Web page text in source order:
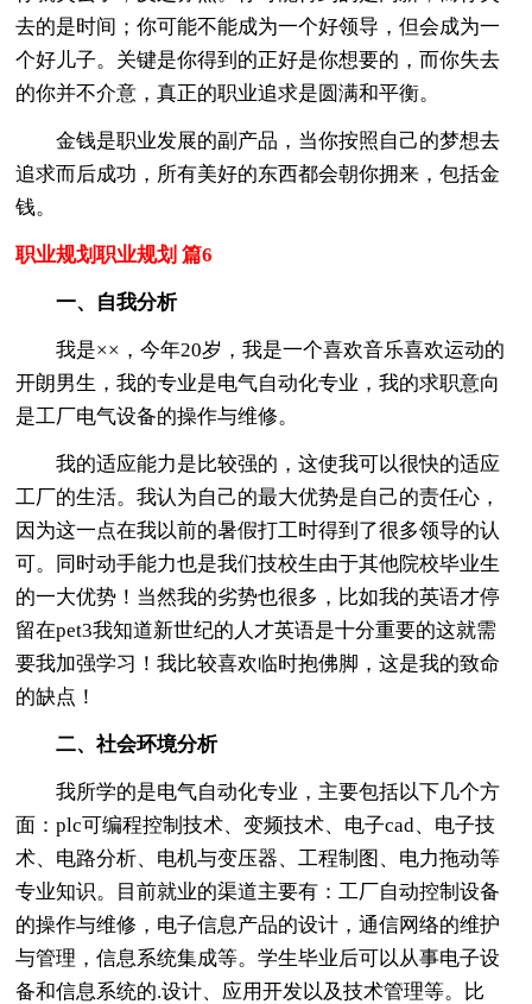
去的是时间；你可能不能成为一个好领导，但会成为一
个好儿子。关键是你得到的正好是你想要的，而你失去
的你并不介意，真正的职业追求是圆满和平衡。
金钱是职业发展的副产品，当你按照自己的梦想去
追求而后成功，所有美好的东西都会朝你拥来，包括金
钱。
职业规划职业规划 篇6
一、自我分析
我是××，今年20岁，我是一个喜欢音乐喜欢运动的
开朗男生，我的专业是电气自动化专业，我的求职意向
是工厂电气设备的操作与维修。
我的适应能力是比较强的，这使我可以很快的适应
工厂的生活。我认为自己的最大优势是自己的责任心，
因为这一点在我以前的暑假打工时得到了很多领导的认
可。同时动手能力也是我们技校生由于其他院校毕业生
的一大优势！当然我的劣势也很多，比如我的英语才停
留在pet3我知道新世纪的人才英语是十分重要的这就需
要我加强学习！我比较喜欢临时抱佛脚，这是我的致命
的缺点！
二、社会环境分析
我所学的是电气自动化专业，主要包括以下几个方
面：plc可编程控制技术、变频技术、电子cad、电子技
术、电路分析、电机与变压器、工程制图、电力拖动等
专业知识。目前就业的渠道主要有：工厂自动控制设备
的操作与维修，电子信息产品的设计，通信网络的维护
与管理，信息系统集成等。学生毕业后可以从事电子设
备和信息系统的.设计、应用开发以及技术管理等。比